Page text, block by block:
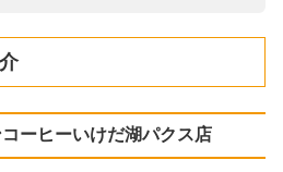
ーヒーいけだ湖パクス店